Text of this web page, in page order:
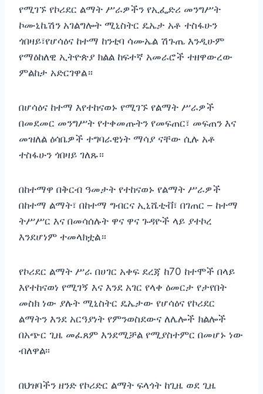
የሚገኙ የኮሪደር ልማት ሥራዎችን የኢፌድሪ መንግሥት
ኮሙኒኬሽን አገልግሎት ሚኒስትር ዴኤታ አቶ ተስፋሁን
ጎበዛይ፣የሆሳዕና ከተማ ከንቲባ ሳሙኤል ሽጉጤ እንዲሁም
የማዕከለዊ ኢትዮጵያ ክልል ከፍተኛ አመራሮች ተዘዋውረው
ምልከታ አድርገዋል።
በሆሳዕና ከተማ እየተከናወኑ የሚገኙ የልማት ሥራዎች
በመደመር መንግሥት የተቀመጡትን የመፍጠር፣ መፍጠን እና
መዝለል ዕሳቤዎች ተግባራዊነት ማሳያ ናቸው ሲሉ አቶ
ተስፋሁን ጎበዛይ ገለጹ።
በከተማዋ በቅርብ ዓመታት የተከናወኑ የልማት ሥራዎች
በከተማ ልማት፣ በከተማ ግብርና ኢኒሼቲቭ፣ በገጠር – ከተማ
ትሥሥር እና በመሳሰሉት ዋና ዋና ጉዳዮች ላይ ያተኮረ
እንደሆነም ተመላክቷል።
የኮሪደር ልማት ሥራ በሀገር አቀፍ ደረጃ ከ70 ከተሞች በላይ
እየተከናወነ የሚገኝ እና እንደ አገር የላቀ ዕመርታ የታየበት
መስክ ነው ያሉት ሚኒስትር ዴኤታው የሆሳዕና የኮሪደር
ልማትን እንደ አርዓያነት የምንወስደውና ለሌሎች ክልሎች
በአጭር ጊዜ መፈጸም እንደሚቻል የሚያስተምር በመሆኑ ነው
ብለዋል፡፡
በህዝባችን ዘንድ የኮሪድር ልማት ፍላጎት ከጊዜ ወደ ጊዜ